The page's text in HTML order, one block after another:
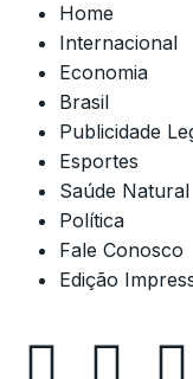
Home
Internacional
Economia
Brasil
Publicidade
Esportes
Saúde Natural
Política
Fale Conosco
Edição